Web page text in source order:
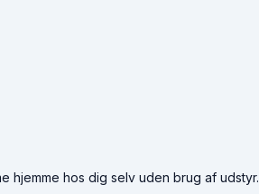
hjemme hos dig selv uden brug af udstyr.